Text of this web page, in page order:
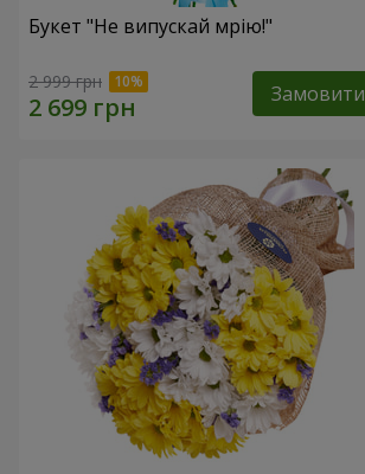
Букет "Не випускай мрію!"
2 999 грн Замовити